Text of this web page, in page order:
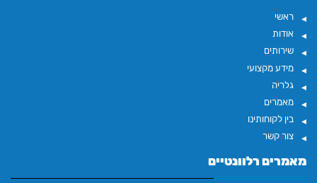
ראשי
אודות
שירותים
מידע מקצועי
גלריה
מאמרים
בין לקוחותינו
צור קשר
מאמרים רלוונטיים